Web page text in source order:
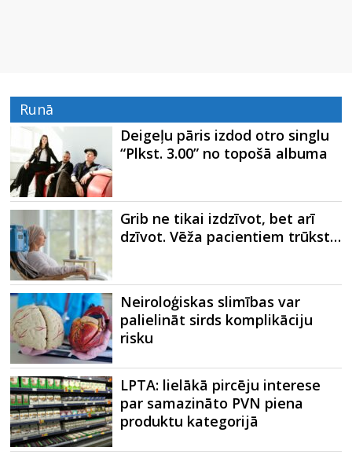
Runā
Deigeļu pāris izdod otro singlu
“Plkst. 3.00” no topošā albuma
Grib ne tikai izdzīvot, bet arī
dzīvot. Vēža pacientiem trūkst…
Neiroloģiskas slimības var
palielināt sirds komplikāciju
risku
LPTA: lielākā pircēju interese
par samazināto PVN piena
produktu kategorijā